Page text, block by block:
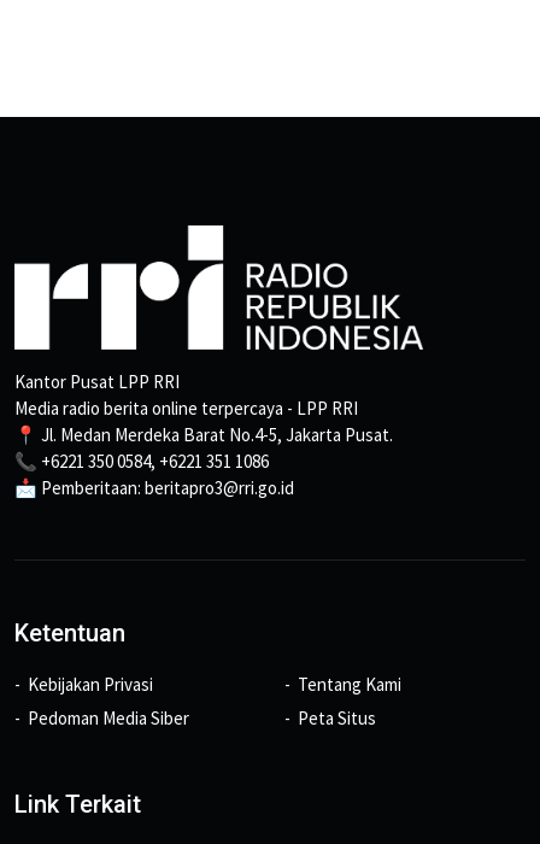
Kantor Pusat LPP RRI
Media radio berita online terpercaya - LPP RRI
📍 Jl. Medan Merdeka Barat No.4-5, Jakarta Pusat.
📞 +6221 350 0584, +6221 351 1086
📩 Pemberitaan: beritapro3@rri.go.id
Ketentuan
Kebijakan Privasi
Pedoman Media Siber
Tentang Kami
Peta Situs
Link Terkait